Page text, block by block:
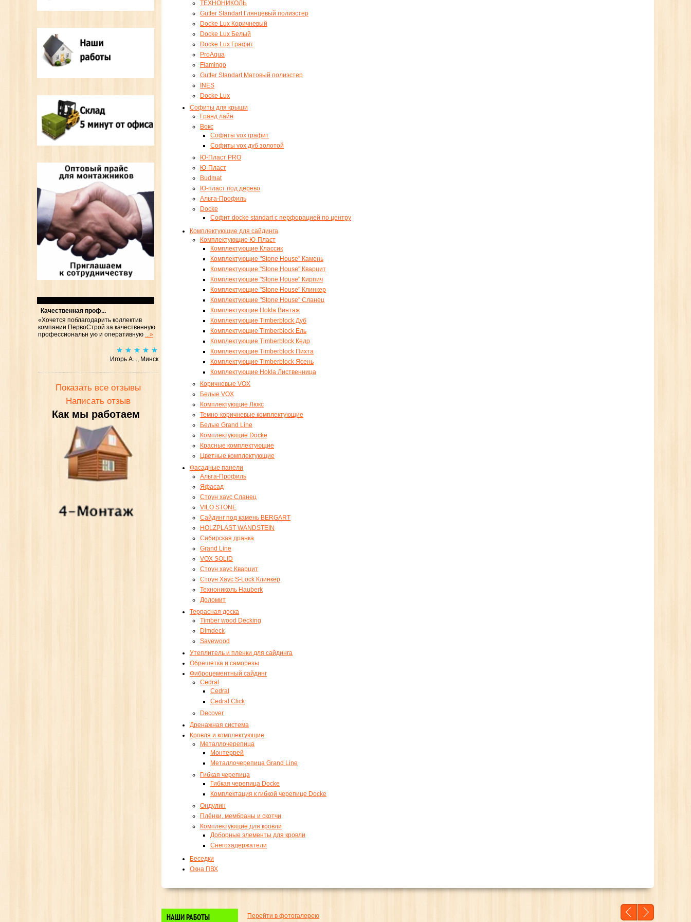
Качественная проф...
«Хочется поблагодарить коллектив
компании ПервоСтрой за качественную
профессиональн ую и оперативную ...»
Игорь А..., Минск
Показать все отзывы
Написать отзыв
Как мы работаем
ТЕХНОНИКОЛЬ
Gutter Standart Глянцевый полиэстер
Docke Lux Коричневый
Docke Lux Белый
Docke Lux Графит
ProAqua
Flamingo
Gutter Standart Матовый полиэстер
INES
Docke Lux
Cофиты для крыши
Гранд лайн
Вокс
Cофиты vox графит
Cофиты vox дуб золотой
Ю-Пласт PRO
Ю-Пласт
Budmat
Ю-пласт под дерево
Альта-Профиль
Docke
Cофит docke standart с перфорацией по центру
Комплектующие для сайдинга
Комплектующие Ю-Пласт
Комплектующие Классик
Комплектующие "Stone House" Камень
Комплектующие "Stone House" Кварцит
Комплектующие "Stone House" Кирпич
Комплектующие "Stone House" Клинкер
Комплектующие "Stone House" Сланец
Комплектующие Hokla Винтаж
Комплектующие Timberblock Дуб
Комплектующие Timberblock Ель
Комплектующие Timberblock Кедр
Комплектующие Timberblock Пихта
Комплектующие Timberblock Ясень
Комплектующие Hokla Лиственница
Коричневые VOX
Белые VOX
Комплектующие Люкс
Темно-коричневые комплектующие
Белые Grand Line
Комплектующие Docke
Красные комплектующие
Цветные комплектующие
Фасадные панели
Альта-Профиль
Яфасад
Стоун хаус Сланец
VILO STONE
Сайдинг под камень BERGART
HOLZPLAST WANDSTEIN
Сибирская дранка
Grand Line
VOX SOLID
Стоун хаус Кварцит
Стоун Хаус S-Lock Клинкер
Технониколь Hauberk
Доломит
Террасная доска
Timber wood Decking
Dimdeck
Savewood
Утеплитель и пленки для сайдинга
Обрешетка и саморезы
Фиброцементный сайдинг
Cedral
Cedral
Cedral Click
Decover
Дренажная система
Кровля и комплектующие
Металлочерепица
Монтеррей
Металлочерепица Grand Line
Гибкая черепица
Гибкая черепица Docke
Комплектация к гибкой черепице Docke
Ондулин
Плёнки, мембраны и скотчи
Комплектующие для кровли
Доборные элементы для кровли
Снегозадержатели
Беседки
Окна ПВХ
НАШИ РАБОТЫ Перейти в фотогалерею